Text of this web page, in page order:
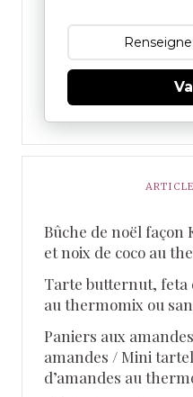
Bûche de noël façon
et noix de coco au
Tarte butternut, feta
au thermomix ou
Paniers aux
amandes / Mini
d’amandes au